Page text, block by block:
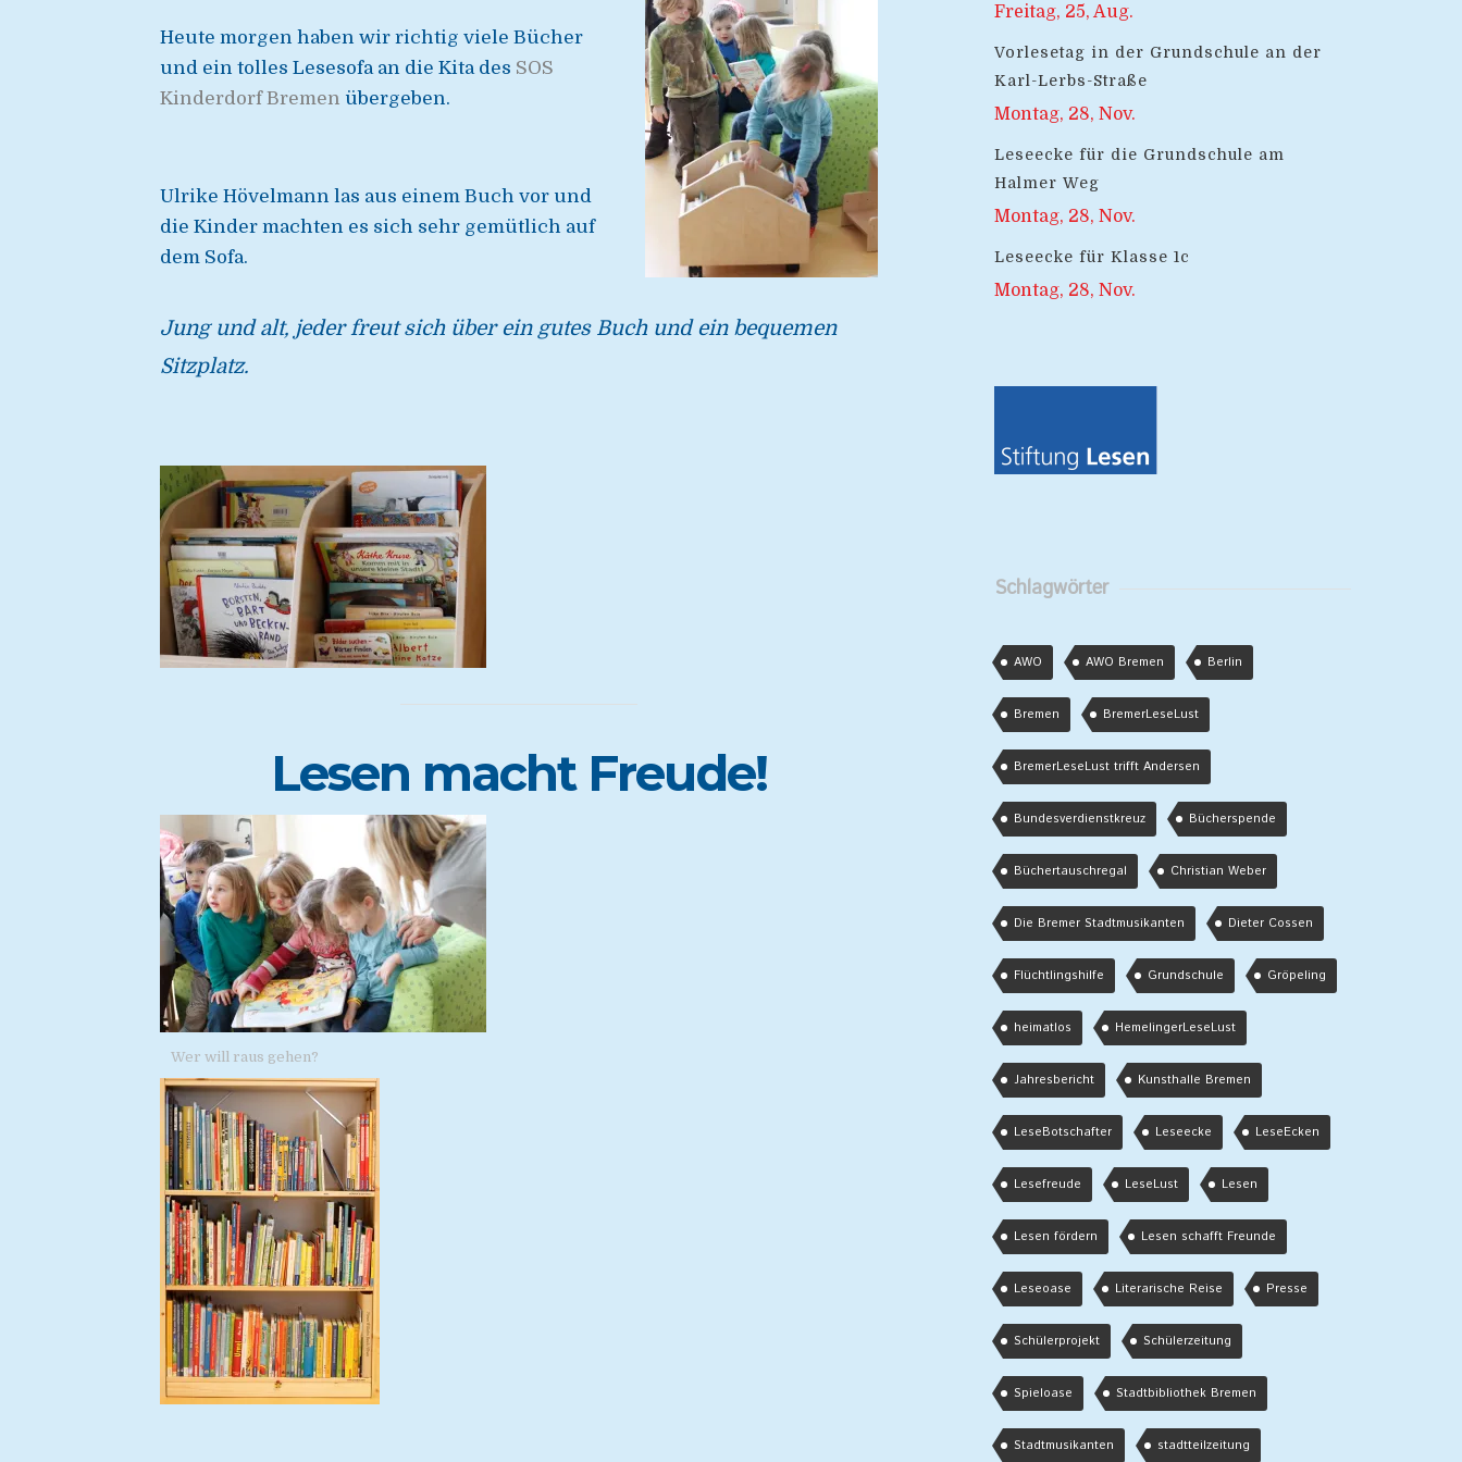
Heute morgen haben wir richtig viele Bücher
und ein tolles Lesesofa an die Kita des SOS
Kinderdorf Bremen übergeben.
Ulrike Hövelmann las aus einem Buch vor und
die Kinder machten es sich sehr gemütlich auf
dem Sofa.
Jung und alt, jeder freut sich über ein gutes Buch und ein bequemen
Sitzplatz.
Lesen macht Freude!
Wer will raus gehen?
Freitag, 25, Aug.
Vorlesetag in der Grundschule an der
Karl-Lerbs-Straße
Montag, 28, Nov.
Leseecke für die Grundschule am
Halmer Weg
Montag, 28, Nov.
Leseecke für Klasse 1c
Montag, 28, Nov.
Schlagwörter
AWO AWO Bremen Berlin
Bremen BremerLeseLust
BremerLeseLust trifft Andersen
Bundesverdienstkreuz Bücherspende
Büchertauschregal Christian Weber
Die Bremer Stadtmusikanten Dieter Cossen
Flüchtlingshilfe Grundschule Gröpeling
heimatlos HemelingerLeseLust
Jahresbericht Kunsthalle Bremen
LeseBotschafter Leseecke LeseEcken
Lesefreude LeseLust Lesen
Lesen fördern Lesen schafft Freunde
Leseoase Literarische Reise Presse
Schülerprojekt Schülerzeitung
Spieloase Stadtbibliothek Bremen
Stadtmusikanten stadtteilzeitung